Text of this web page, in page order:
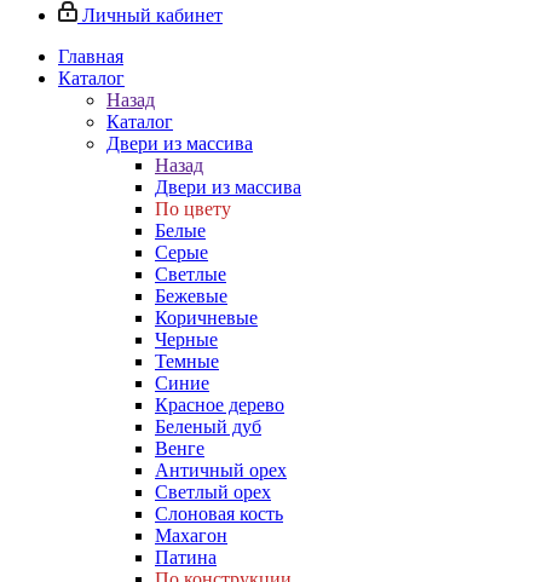
Личный кабинет
Главная
Каталог
Назад
Каталог
Двери из массива
Назад
Двери из массива
По цвету
Белые
Серые
Светлые
Бежевые
Коричневые
Черные
Темные
Синие
Красное дерево
Беленый дуб
Венге
Античный орех
Светлый орех
Слоновая кость
Махагон
Патина